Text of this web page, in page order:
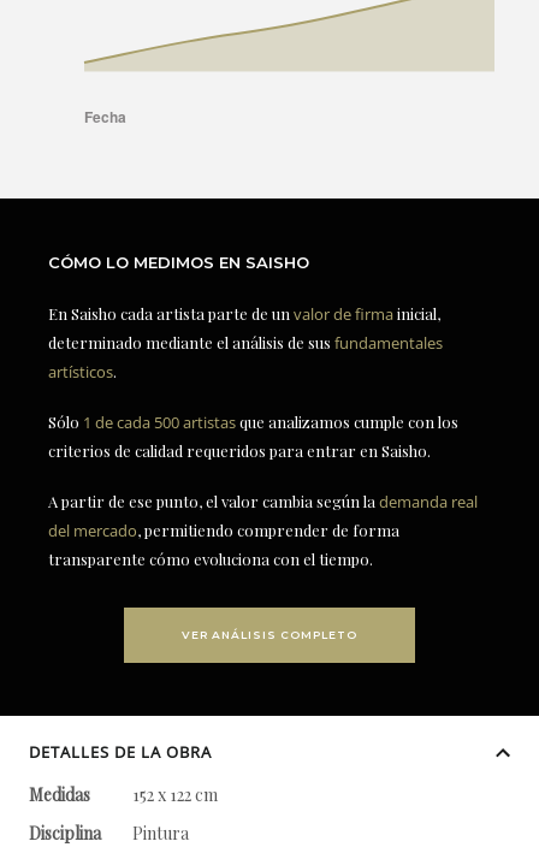
CÓMO LO MEDIMOS EN SAISHO
En Saisho cada artista parte de un valor de firmainicial,
determinado mediante el análisis de sus fundamentales
artísticos.
Sólo 1 de cada 500 artistasque analizamos cumple con los
criterios de calidad requeridos para entrar en Saisho.
A partir de ese punto, el valor cambia según la demanda real
del mercado, permitiendo comprender de forma
transparente cómo evoluciona con el tiempo.
VER ANÁLISIS COMPLETO
DETALLES DE LA OBRA
Medidas
152 x 122 cm
Disciplina
Pintura